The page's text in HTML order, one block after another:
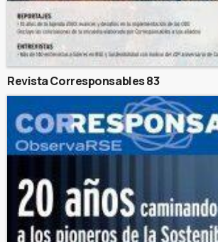
Revista Corresponsables 83